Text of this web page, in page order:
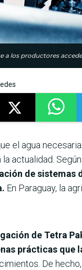
a los productores
el agua
la actualidad.
de sistemas
En Paraguay, la
de Tetra
prácticas que
De